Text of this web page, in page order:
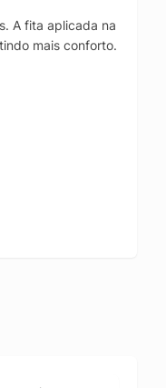
A fita aplicada na
mais conforto.